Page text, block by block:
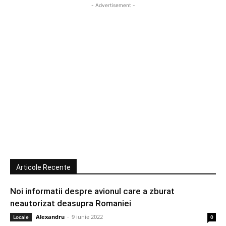
- Advertisement -
Articole Recente
Noi informatii despre avionul care a zburat
neautorizat deasupra Romaniei
Locale Alexandru - 9 iunie 2022 0